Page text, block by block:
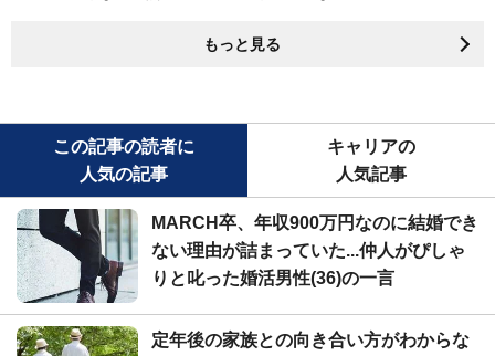
もっと見る
この記事の読者に
人気の記事
キャリアの
人気記事
MARCH卒、年収900万円なのに結婚でき
ない理由が詰まっていた...仲人がぴしゃ
りと叱った婚活男性(36)の一言
定年後の家族との向き合い方がわからな